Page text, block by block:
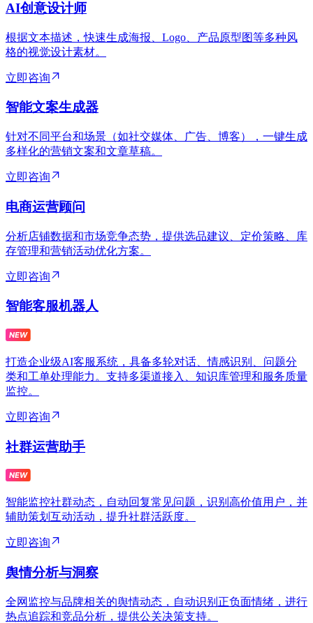
AI创意设计师
根据文本描述，快速生成海报、Logo、产品原型图等多种风
格的视觉设计素材。
立即咨询
智能文案生成器
针对不同平台和场景（如社交媒体、广告、博客），一键生成
多样化的营销文案和文章草稿。
立即咨询
电商运营顾问
分析店铺数据和市场竞争态势，提供选品建议、定价策略、库
存管理和营销活动优化方案。
立即咨询
智能客服机器人
打造企业级AI客服系统，具备多轮对话、情感识别、问题分
类和工单处理能力。支持多渠道接入、知识库管理和服务质量
监控。
立即咨询
社群运营助手
智能监控社群动态，自动回复常见问题，识别高价值用户，并
辅助策划互动活动，提升社群活跃度。
立即咨询
舆情分析与洞察
全网监控与品牌相关的舆情动态，自动识别正负面情绪，进行
热点追踪和竞品分析，提供公关决策支持。